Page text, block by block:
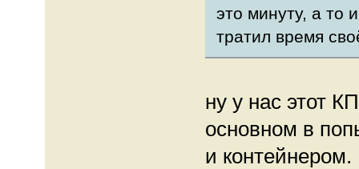
это минуту, а то
тратил время
ну у нас этот
основном в
и